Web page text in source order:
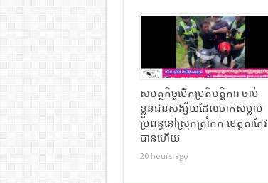
សមត្ថកិច្ចបើកប្រតិបត្តិការ ចាប់
ខ្លួនជនសង្ស័យដែលចាក់សម្លាប់
ប្រពន្ធនៅស្រុកត្រាំកក់ ខេត្តតាកែវ
បានហេីយ
20 hours ago